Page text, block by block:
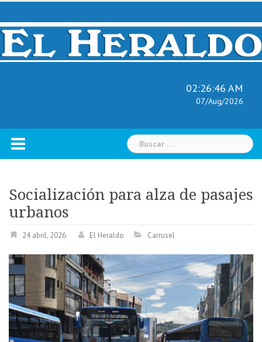
Skip
content
02:26:47 AM
07/Aug/2026
Buscar:
Socialización para alza de pasajes
urbanos
24 abril, 2026 El Heraldo Carrusel